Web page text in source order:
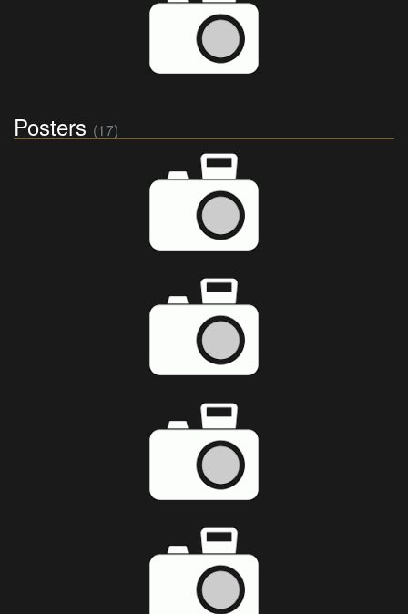
Posters (17)